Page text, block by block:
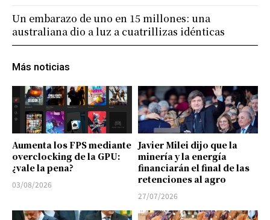
Más noticias
Aumenta los FPS mediante
overclocking de la GPU:
¿vale la pena?
03/08/2026
Javier Milei dijo que la
minería y la energía
financiarán el final de las
retenciones al agro
27/07/2026
Un embarazo de uno en 15 millones: una
australiana dio a luz a cuatrillizas idénticas